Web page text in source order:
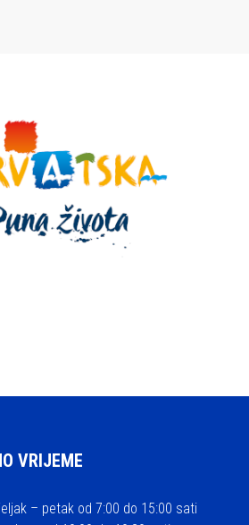
VRIJEME
– petak od 7:00 do 15:00 sati